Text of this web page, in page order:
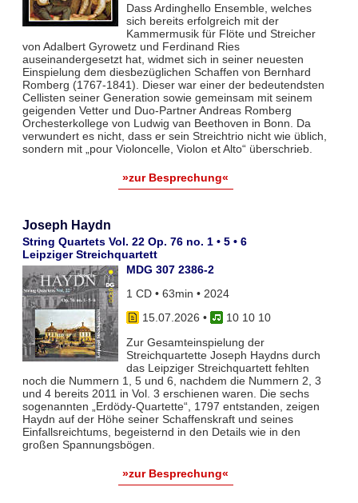
Dass Ardinghello Ensemble, welches
sich bereits erfolgreich mit der
Kammermusik für Flöte und Streicher
von Adalbert Gyrowetz und Ferdinand Ries
auseinandergesetzt hat, widmet sich in seiner neuesten
Einspielung dem diesbezüglichen Schaffen von Bernhard
Romberg (1767-1841). Dieser war einer der bedeutendsten
Cellisten seiner Generation sowie gemeinsam mit seinem
geigenden Vetter und Duo-Partner Andreas Romberg
Orchesterkollege von Ludwig van Beethoven in Bonn. Da
verwundert es nicht, dass er sein Streichtrio nicht wie üblich,
sondern mit „pour Violoncelle, Violon et Alto“ überschrieb.
»zur Besprechung«
Joseph Haydn
String Quartets Vol. 22 Op. 76 no. 1 • 5 • 6
Leipziger Streichquartett
MDG 307 2386-2
1 CD • 63min • 2024
15.07.2026 •
10 10 10
Zur Gesamteinspielung der
Streichquartette Joseph Haydns durch
das Leipziger Streichquartett fehlten
noch die Nummern 1, 5 und 6, nachdem die Nummern 2, 3
und 4 bereits 2011 in Vol. 3 erschienen waren. Die sechs
sogenannten „Erdödy-Quartette“, 1797 entstanden, zeigen
Haydn auf der Höhe seiner Schaffenskraft und seines
Einfallsreichtums, begeisternd in den Details wie in den
großen Spannungsbögen.
»zur Besprechung«